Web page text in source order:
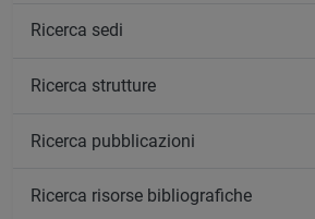
Ricerca sedi
Ricerca strutture
Ricerca pubblicazioni
Ricerca risorse bibliografiche